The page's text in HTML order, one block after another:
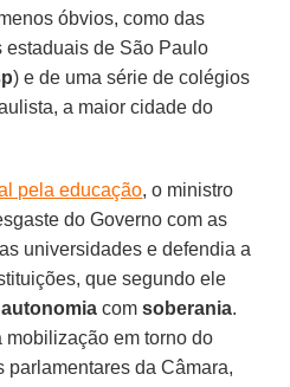
óbvios, como das
de São Paulo
) e de uma série de colégios
a maior cidade do
pela educação, o ministro
do Governo com as
universidades e defendia a
que segundo ele
autonomia comsoberania.
mobilização em torno do
parlamentares da Câmara,